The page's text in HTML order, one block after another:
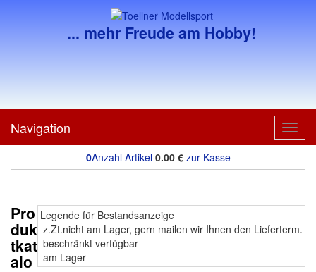
... mehr Freude am Hobby!
Navigation
0Anzahl Artikel 0.00€ zur Kasse
Legende für Bestandsanzeige
z.Zt.nicht am Lager, gern mailen wir Ihnen den Lieferterm.
beschränkt verfügbar
am Lager
Pro
duk
tkat
alo